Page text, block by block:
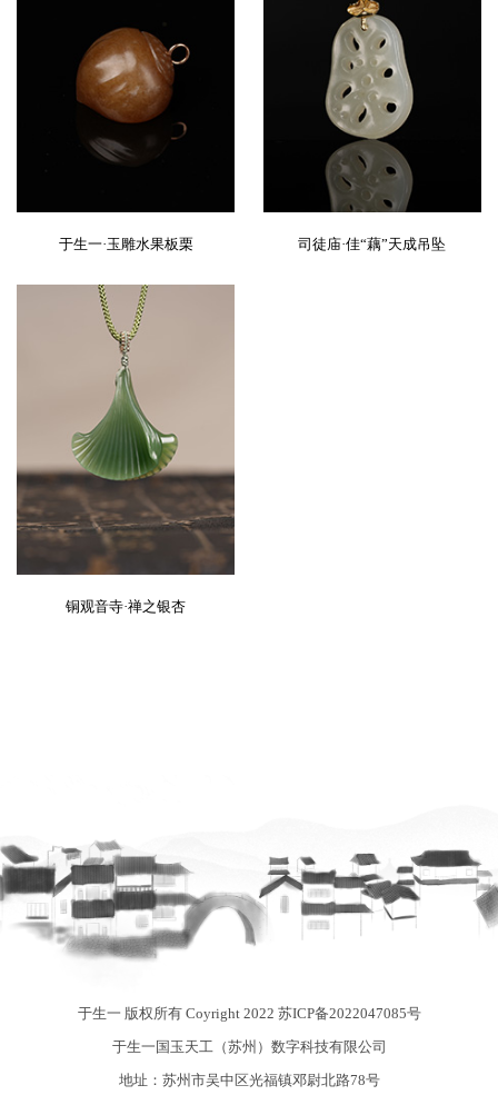
于生一·玉雕水果板栗 司徒庙·佳“藕”天成吊坠
铜观音寺·禅之银杏
于生一 版权所有 Coyright 2022 苏ICP备2022047085号
于生一国玉天工（苏州）数字科技有限公司
地址：苏州市吴中区光福镇邓尉北路78号